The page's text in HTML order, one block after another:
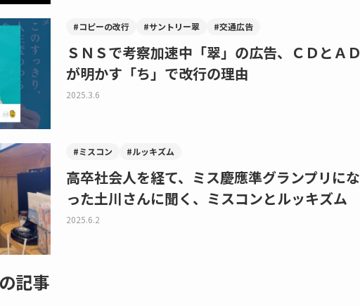
#コピーの改行 #サントリー翠 #交通広告
ＳＮＳで考察加速中「翠」の広告、ＣＤとＡＤ
が明かす「ち」で改行の理由
2025.3.6
#ミスコン #ルッキズム
高卒社会人を経て、ミス慶應準グランプリにな
った土川さんに聞く、ミスコンとルッキズム
2025.6.2
記事